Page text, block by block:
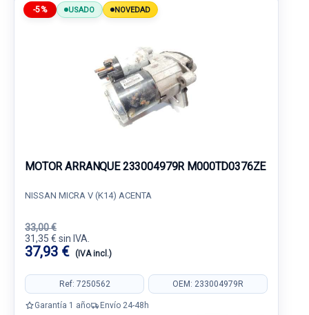
-5% USADO NOVEDAD
MOTOR ARRANQUE 233004979R M000TD0376ZE
NISSAN MICRA V (K14) ACENTA
33,00 €
31,35 € sin IVA.
37,93 € (IVA incl.)
Ref: 7250562 OEM: 233004979R
Garantía 1 año Envío 24-48h